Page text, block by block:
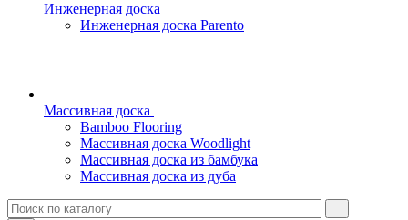
Инженерная доска
Инженерная доска Parento
Массивная доска
Bamboo Flooring
Массивная доска Woodlight
Массивная доска из бамбука
Массивная доска из дуба